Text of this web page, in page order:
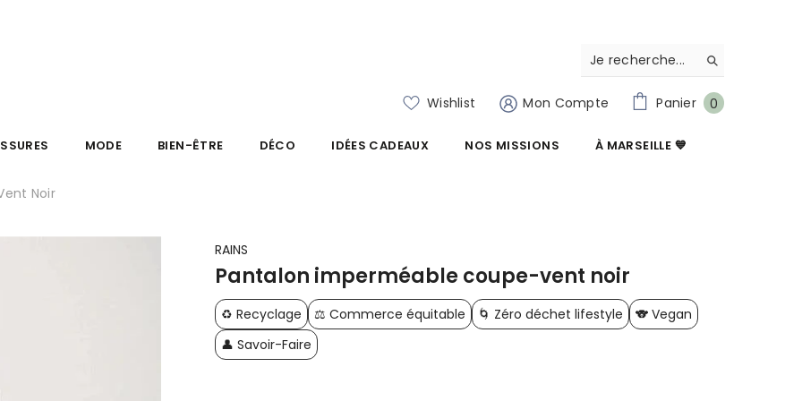
Wishlist Mon Compte Panier 0 0
MODE BIEN-ÊTRE DÉCO IDÉES CADEAUX NOS MISSIONS À MARSEILLE 💙
Noir
RAINS
Pantalon imperméable coupe-vent noir
♻️ Recyclage ⚖️ Commerce équitable 🌀 Zéro déchet lifestyle
🐨 Vegan
👤 Savoir-Faire